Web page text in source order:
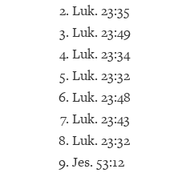
Luk. 23:35
Luk. 23:49
Luk. 23:34
Luk. 23:32
Luk. 23:48
Luk. 23:43
Luk. 23:32
Jes. 53:12